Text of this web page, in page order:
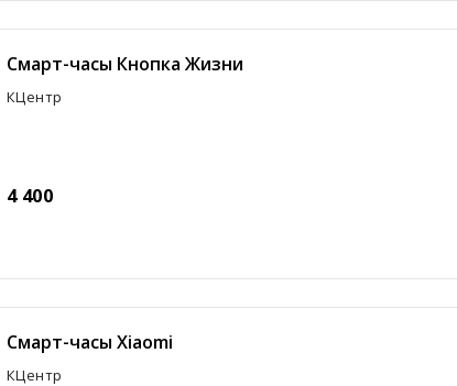
Смарт-часы Кнопка Жизни
КЦентр
4 400
Смарт-часы Xiaomi
КЦентр